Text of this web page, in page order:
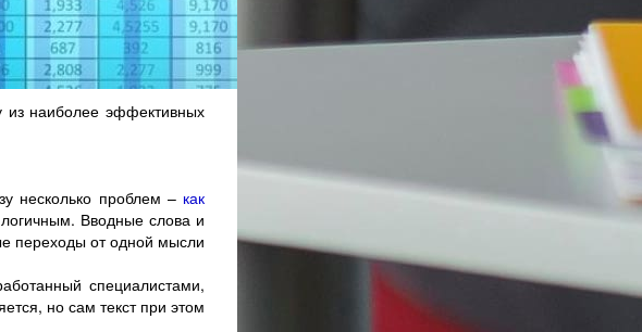
из наиболее эффективных
несколько проблем – как
Вводные слова и
переходы от одной мысли
специалистами,
но сам текст при этом